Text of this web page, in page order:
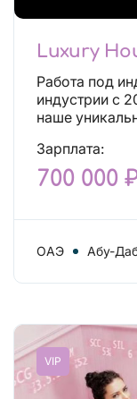
Luxury
Работа под инди От 700 000₽ в
индустрии с
наше
Зарплата:
700 000
ОАЭ Абу-
VIP